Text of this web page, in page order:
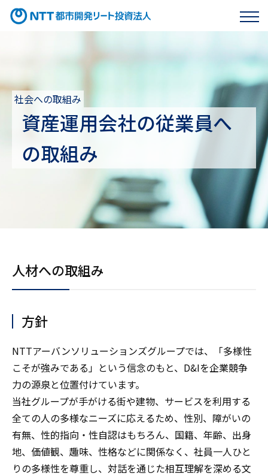
サステナビリティの方針・推進体制
情報開示の方針・報告の枠組み
気候変動への取組み
環境課題への取組み
社会への取組み
資産運用会社の従業員への取組み
コーポレートガバナンス
リスクマネジメント
外部評価・環境認証
社会への取組み
資産運用会社の従業員へ
の取組み
人材への取組み
方針
NTTアーバンソリューションズグループでは、「多様性
こそが強みである」という信念のもと、D&Iを企業競争
力の源泉と位置付けています。
当社グループが手がける街や建物、サービスを利用する
全ての人の多様なニーズに応えるため、性別、障がいの
有無、性的指向・性自認はもちろん、国籍、年齢、出身
地、価値観、趣味、性格などに関係なく、社員一人ひと
りの多様性を尊重し、対話を通じた相互理解を深める文